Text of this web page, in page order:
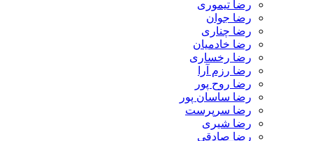
رضا تیموری
رضا جوان
رضا چناری
رضا خادمیان
رضا رخساری
رضا رزم آرا
رضا روح پور
رضا ساسان پور
رضا سرپرست
رضا شیری
رضا صادقی